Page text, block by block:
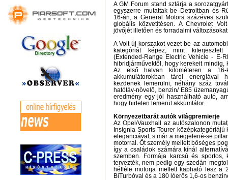
A GM Forum stand sztárja a
egyszerre mutattak be Detroitban és
16-án, a General Motors százéves
globális közvetítésen. A Chevrolet
jövőjét illetően és forradalmi
A Volt új korszakot vezet be az
kategóriát képez, mint kiterjesztett
(Extended-Range Electric Vehicle - E-
hibridjárművektől, hogy kerekeit mindig,
Az első hatvan kilométeren a 16-
akkumulátorokban tárol energiával
kezdenek lemerülni, néhány száz
hatótáv-növelő, benzin/ E85
eredmény egy jól használható autó,
hogy hirtelen lemerül akkumlátor.
Környezetbarát autók világpremierje
Az Opel/Vauxhall az autószalonon
Insignia Sports Tourer
eleganciával, s már a megjelené-se
motorral. Öt személy mellett bőséges
így a családok számára kínál
szemben. Formája karcsú és sportos,
tervezték, nem pedig egy szedán
hétféle motorja mellett kapható lesz a
BiTurbóval és a 180 lóerős 1,6-os